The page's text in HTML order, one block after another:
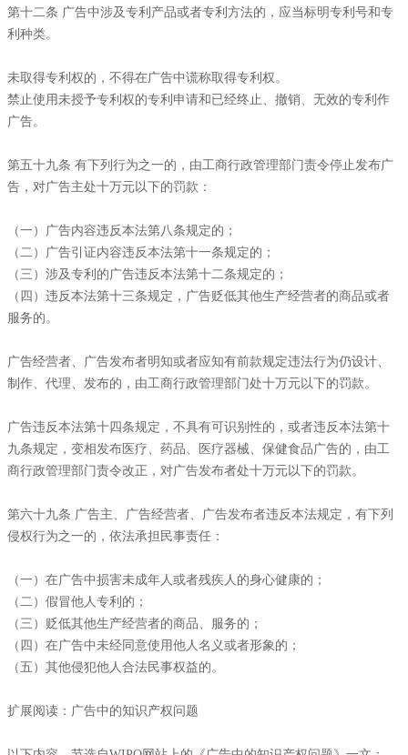
第十二条 广告中涉及专利产品或者专利方法的，应当标明专利号和专
利种类。
未取得专利权的，不得在广告中谎称取得专利权。
禁止使用未授予专利权的专利申请和已经终止、撤销、无效的专利作
广告。
第五十九条 有下列行为之一的，由工商行政管理部门责令停止发布广
告，对广告主处十万元以下的罚款：
（一）广告内容违反本法第八条规定的；
（二）广告引证内容违反本法第十一条规定的；
（三）涉及专利的广告违反本法第十二条规定的；
（四）违反本法第十三条规定，广告贬低其他生产经营者的商品或者
服务的。
广告经营者、广告发布者明知或者应知有前款规定违法行为仍设计、
制作、代理、发布的，由工商行政管理部门处十万元以下的罚款。
广告违反本法第十四条规定，不具有可识别性的，或者违反本法第十
九条规定，变相发布医疗、药品、医疗器械、保健食品广告的，由工
商行政管理部门责令改正，对广告发布者处十万元以下的罚款。
第六十九条 广告主、广告经营者、广告发布者违反本法规定，有下列
侵权行为之一的，依法承担民事责任：
（一）在广告中损害未成年人或者残疾人的身心健康的；
（二）假冒他人专利的；
（三）贬低其他生产经营者的商品、服务的；
（四）在广告中未经同意使用他人名义或者形象的；
（五）其他侵犯他人合法民事权益的。
扩展阅读：广告中的知识产权问题